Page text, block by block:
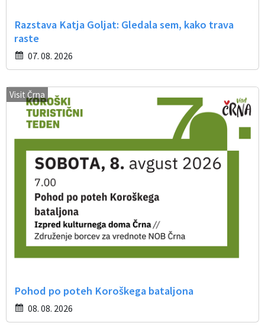
Razstava Katja Goljat: Gledala sem, kako trava
raste
07. 08. 2026
Visit Črna
Pohod po poteh Koroškega bataljona
08. 08. 2026